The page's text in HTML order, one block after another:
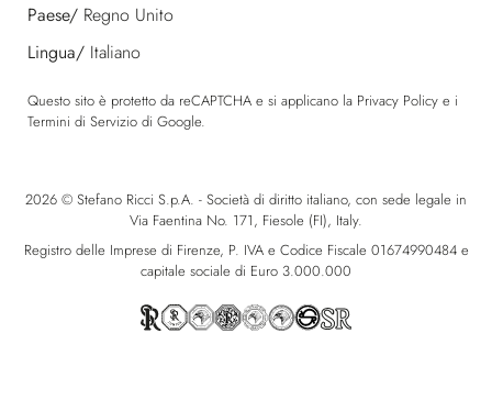
Paese/ Regno Unito
Lingua/ Italiano
Questo sito è protetto da reCAPTCHA e si applicano la Privacy Policy e i
Termini di Servizio di Google.
2026 © Stefano Ricci S.p.A. - Società di diritto italiano, con sede legale in
Via Faentina No. 171, Fiesole (FI), Italy.
Registro delle Imprese di Firenze, P. IVA e Codice Fiscale 01674990484 e
capitale sociale di Euro 3.000.000